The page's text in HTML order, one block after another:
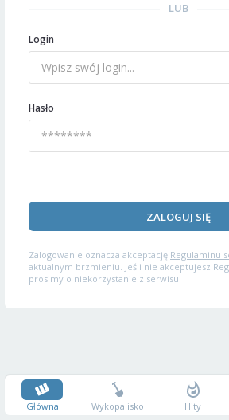
LUB
Login
Hasło
ZALOGUJ SIĘ
Zalogowanie oznacza akceptację Regulaminu
aktualnym brzmieniu. Jeśli nie akceptujesz
prosimy o niekorzystanie z serwisu.
Główna Wykopalisko Hity